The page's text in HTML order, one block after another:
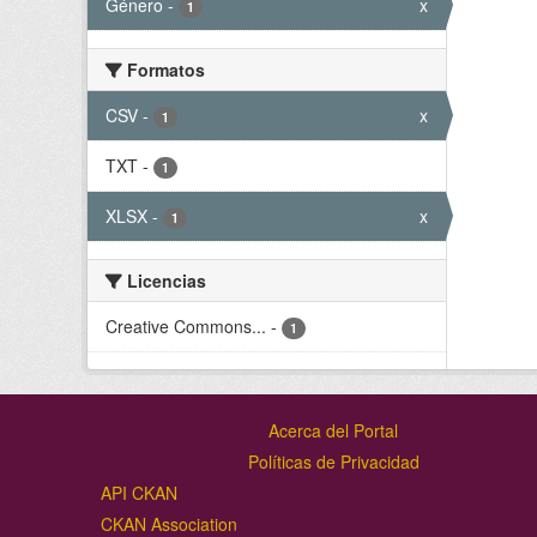
1
Formatos
CSV - 1 x
TXT - 1
XLSX - 1 x
Licencias
Creative Commons... - 1
Acerca del Portal
Políticas de Privacidad
API CKAN
CKAN Association